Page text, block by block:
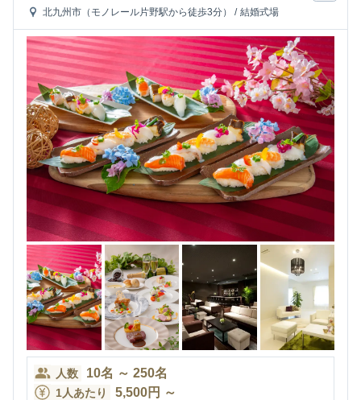
北九州市（モノレール片野駅から徒歩3分） / 結婚式場
人数 10名 ～ 250名
1人あたり 5,500円 ～